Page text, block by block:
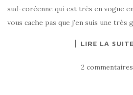
sud-coréenne qui est très en vogue
vous cache pas que j’en suis une très
LIRE LA SUITE
2 commentaires